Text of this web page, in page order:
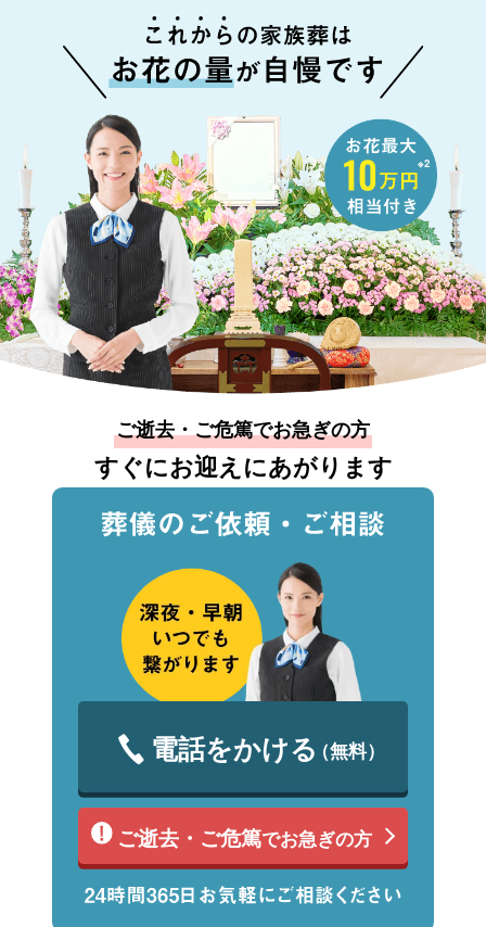
※2
ご逝去・ご危篤でお急ぎの方
すぐにお迎えにあがります
電話をかける（無料）
ご逝去・ご危篤でお急ぎの方